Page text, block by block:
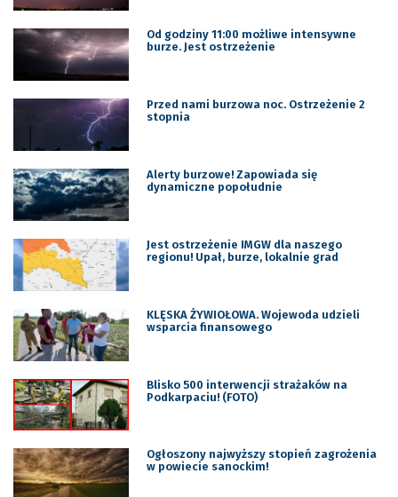
Od godziny 11:00 możliwe intensywne
burze. Jest ostrzeżenie
Przed nami burzowa noc. Ostrzeżenie 2
stopnia
Alerty burzowe! Zapowiada się
dynamiczne popołudnie
Jest ostrzeżenie IMGW dla naszego
regionu! Upał, burze, lokalnie grad
KLĘSKA ŻYWIOŁOWA. Wojewoda udzieli
wsparcia finansowego
Blisko 500 interwencji strażaków na
Podkarpaciu! (FOTO)
Ogłoszony najwyższy stopień zagrożenia
w powiecie sanockim!